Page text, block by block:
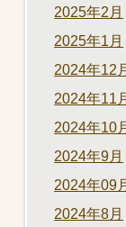
2025年2月
2025年1月
2024年12
2024年11
2024年10
2024年9月
2024年09
2024年8月